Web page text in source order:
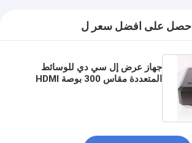
احصل على افضل سعر ل
جهاز عرض إل سي دي للوسائط
المتعددة مقاس 300 بوصة HDMI